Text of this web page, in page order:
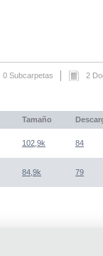
0 Subcarpetas 2
Tamaño
102,9k 84
84,9k 79